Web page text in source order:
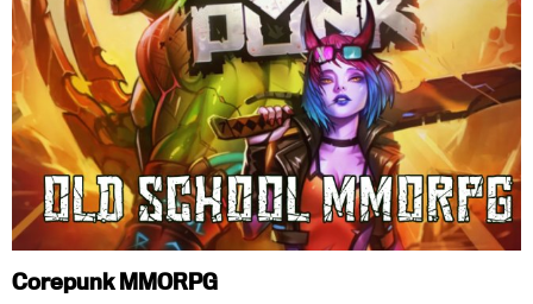
Corepunk MMORPG